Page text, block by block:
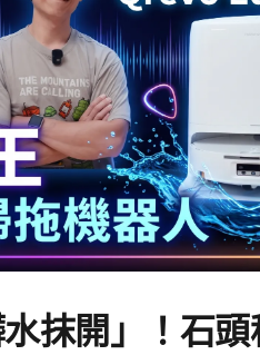
抹開」！石